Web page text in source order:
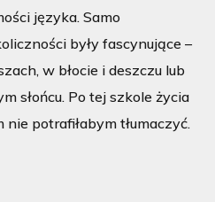
języka. Samo
były fascynujące –
w błocie i deszczu lub
słońcu. Po tej szkole życia
potrafiłabym tłumaczyć.